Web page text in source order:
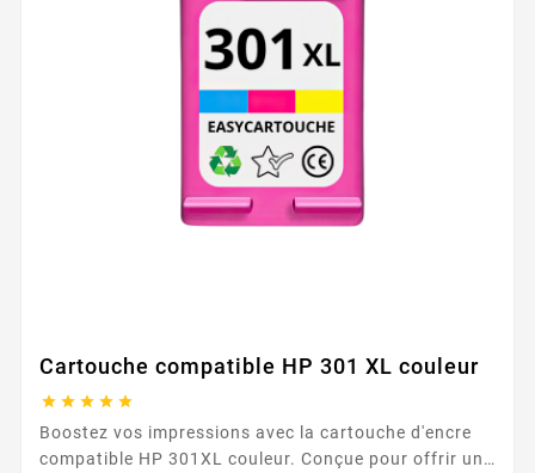
Cartouche compatible HP 301 XL couleur
    
Boostez vos impressions avec la cartouche d'encre
compatible HP 301XL couleur. Conçue pour offrir une